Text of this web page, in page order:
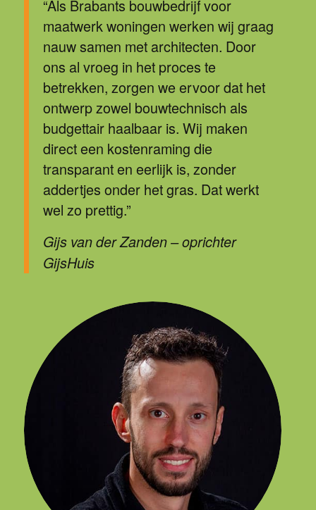
“Als Brabants bouwbedrijf voor
maatwerk woningen werken wij graag
nauw samen met architecten. Door
ons al vroeg in het proces te
betrekken, zorgen we ervoor dat het
ontwerp zowel bouwtechnisch als
budgettair haalbaar is. Wij maken
direct een kostenraming die
transparant en eerlijk is, zonder
addertjes onder het gras. Dat werkt
wel zo prettig.”
Gijs van der Zanden – oprichter
GijsHuis